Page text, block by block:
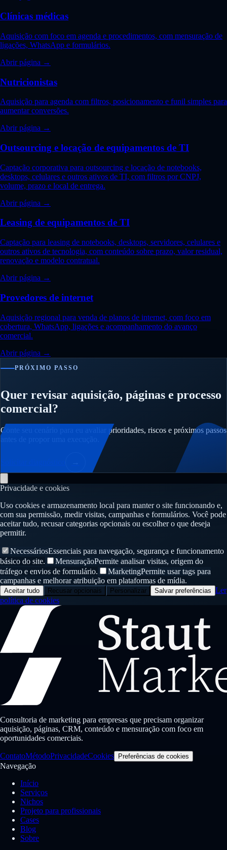
Clínicas médicas
Aquisição com foco em agenda e procedimentos, com mensuração de
ligações, WhatsApp e formulários.
Abrir página →
Nutricionistas
Aquisição para agenda com filtros, posicionamento e funil simples para
aumentar conversões.
Abrir página →
Outsourcing e locação de equipamentos de TI
Captação corporativa para outsourcing e locação de notebooks,
desktops, celulares e outros ativos de TI, com filtros por CNPJ,
volume, prazo e local de entrega.
Abrir página →
Leasing de equipamentos de TI
Captação para leasing de notebooks, desktops, servidores, celulares e
outros ativos de tecnologia, com conteúdo sobre prazo, valor residual,
renovação e modelo contratual.
Abrir página →
Provedores de internet
Aquisição regional para venda de planos de internet, com foco em
cobertura, WhatsApp, ligações e acompanhamento do avanço
comercial.
Abrir página →
PRÓXIMO PASSO
Quer revisar aquisição, páginas e processo
comercial?
Conte seu cenário para eu avaliar prioridades, riscos e próximos passos
Privacidade e cookies
Uso cookies e armazenamento local para manter o site funcionando e,
com sua permissão, medir visitas, campanhas e formulários. Você pode
aceitar tudo, recusar categorias opcionais ou escolher o que deseja
permitir.
NecessáriosEssenciais para navegação, segurança e funcionamento
básico do site.
MensuraçãoPermite analisar visitas, origem do
tráfego e envios de formulário.
MarketingPermite usar tags para
campanhas e melhorar atribuição em plataformas de mídia.
Aceitar tudo Recusar opcionais Personalizar Salvar preferências Ler
política de cookies
Consultoria de marketing para empresas que precisam organizar
aquisição, páginas, CRM, conteúdo e mensuração com foco em
oportunidades comerciais.
ContatoMétodoPrivacidadeCookies Preferências de cookies
Navegação
Início
Serviços
Nichos
Projeto para profissionais
Cases
Blog
Sobre